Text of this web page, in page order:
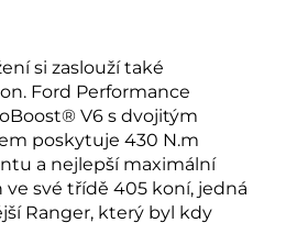
si zaslouží také
Ford Performance
V6 s dvojitým
poskytuje 430 N.m
a nejlepší maximální
své třídě 405 koní, jedná
Ranger, který byl kdy